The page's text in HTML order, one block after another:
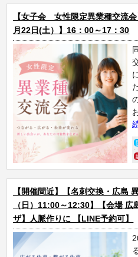
【女子会 女性限定異業種交流
月22日(土）】16：00～17：30
【開催間近】【名刺交換・広島
（日）11:00～12:30】【会場
ザ】人脈作りに 【LINE予約可】